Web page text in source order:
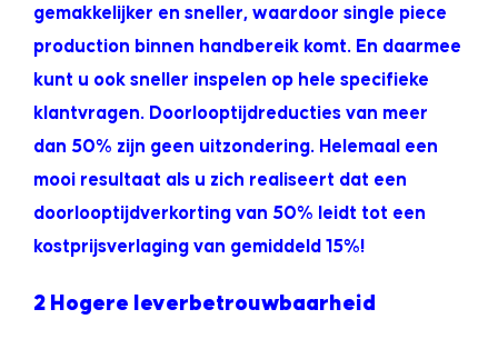
gemakkelijker en sneller, waardoor single piece
production binnen handbereik komt. En daarmee
kunt u ook sneller inspelen op hele specifieke
klantvragen. Doorlooptijdreducties van meer
dan 50% zijn geen uitzondering. Helemaal een
mooi resultaat als u zich realiseert dat een
doorlooptijdverkorting van 50% leidt tot een
kostprijsverlaging van gemiddeld 15%!
2 Hogere leverbetrouwbaarheid